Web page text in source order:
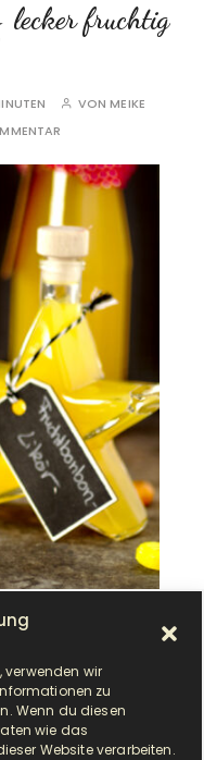
verwenden wir
zu
Wenn du diesen
wie das
Website verarbeiten.
fruchtig
VONMEIKE
ziemlich süß,
drin ist. Verkostet